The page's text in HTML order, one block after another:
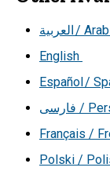
العربية /
English
Español /
فارسی /
Français /
Polski /